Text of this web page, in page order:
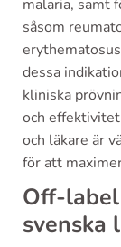
malaria, samt
såsom
dessa
kliniska
och
och läkare är
för att
Off-
svenska